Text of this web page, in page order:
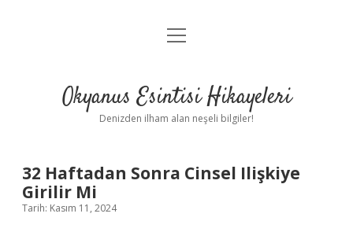
Anasayfa
Yasal Uyarı
menüyü
Okyanus Esintisi Hikayeleri
Denizden ilham alan neşeli bilgiler!
32 Haftadan Sonra Cinsel Ilişkiye
Girilir Mi
Tarih: Kasım 11, 2024